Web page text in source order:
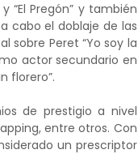
Pregón” y también
cabo el doblaje de las
sobre Peret “Yo soy la
actor secundario en
florero”.
de prestigio a nivel
entre otros. Con
un prescriptor